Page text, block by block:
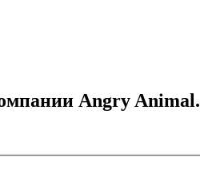
Angry Animal.